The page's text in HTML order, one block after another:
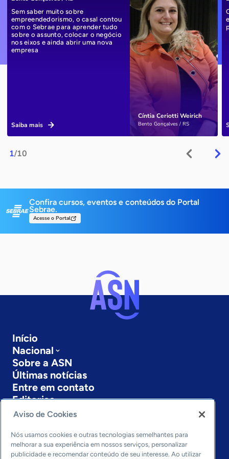
1/10
Cíntia Ceriotti Weirich
Bento Gonçalves / RS
Sem saber muito sobre
empreendedorismo, o casal contou
com o Sebrae para aprender tudo
sobre o assunto, colocar o negócio
nos eixos e ainda abrir uma nova
empresa
Saiba mais
Confira cursos, eventos e conteúdos do Portal
Sebrae.
Acesse o Portal
Início
Nacional
Sobre a ASN
Últimas notícias
Entre em contato
Editorias
Economia & Política
Inovação & Tecnologia
Cultura empreendedora
Aviso de Cookies
Nós usamos cookies e outras tecnologias semelhantes para
melhorar a sua experiência em nossos serviços, personalizar
publicidade e recomendar conteúdo de seu interesse. Ao utilizar